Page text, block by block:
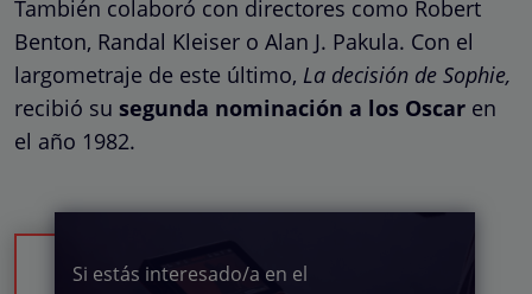
También colaboró con directores como Robert
Benton, Randal Kleiser o Alan J. Pakula. Con el
largometraje de este último, La decisión de Sophie,
recibió su segunda nominación a los Oscar en
el año 1982.
Si estás interesado/a en el